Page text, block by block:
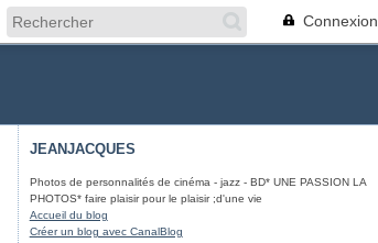
Connexion
JEANJACQUES
Photos de personnalités de cinéma - jazz - BD* UNE PASSION LA
PHOTOS* faire plaisir pour le plaisir ;d'une vie
Accueil du blog
Créer un blog avec CanalBlog